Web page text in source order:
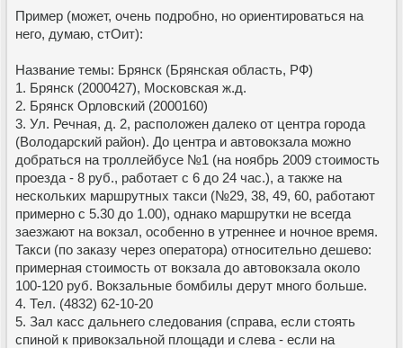
Пример (может, очень подробно, но ориентироваться на
него, думаю, стОит):
Название темы: Брянск (Брянская область, РФ)
1. Брянск (2000427), Московская ж.д.
2. Брянск Орловский (2000160)
3. Ул. Речная, д. 2, расположен далеко от центра города
(Володарский район). До центра и автовокзала можно
добраться на троллейбусе №1 (на ноябрь 2009 стоимость
проезда - 8 руб., работает с 6 до 24 час.), а также на
нескольких маршрутных такси (№29, 38, 49, 60, работают
примерно с 5.30 до 1.00), однако маршрутки не всегда
заезжают на вокзал, особенно в утреннее и ночное время.
Такси (по заказу через оператора) относительно дешево:
примерная стоимость от вокзала до автовокзала около
100-120 руб. Вокзальные бомбилы дерут много больше.
4. Тел. (4832) 62-10-20
5. Зал касс дальнего следования (справа, если стоять
спиной к привокзальной площади и слева - если на